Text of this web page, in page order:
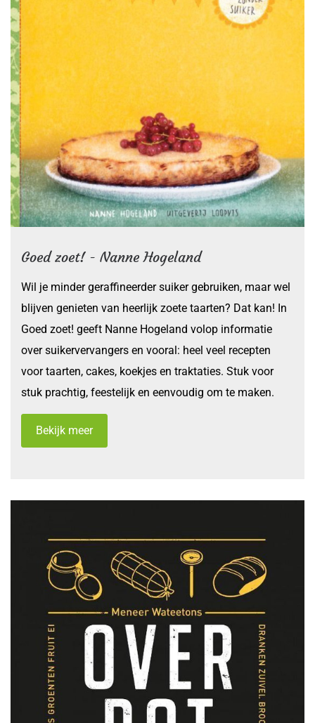
Goed zoet! - Nanne Hogeland
Wil je minder geraffineerder suiker gebruiken, maar wel
blijven genieten van heerlijk zoete taarten? Dat kan! In
Goed zoet! geeft Nanne Hogeland volop informatie
over suikervervangers en vooral: heel veel recepten
voor taarten, cakes, koekjes en traktaties. Stuk voor
stuk prachtig, feestelijk en eenvoudig om te maken.
Bekijk meer